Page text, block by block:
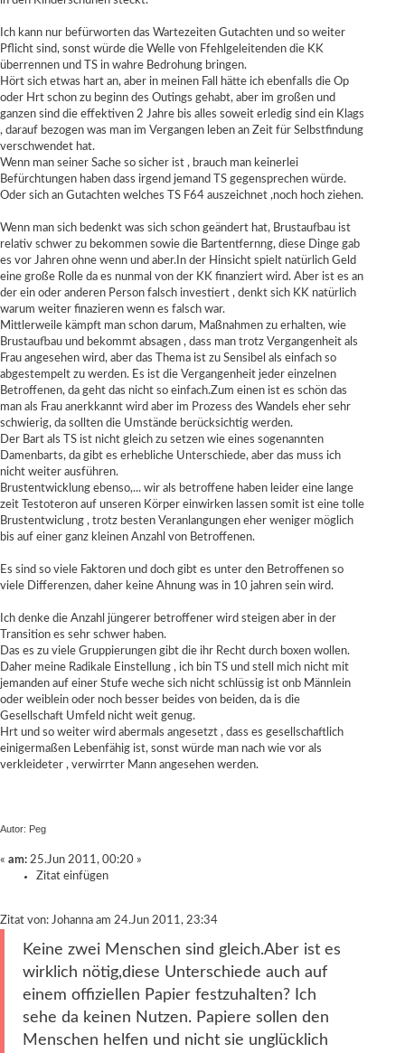
Ich kann nur befürworten das Wartezeiten Gutachten und so weiter
Pflicht sind, sonst würde die Welle von Ffehlgeleitenden die KK
überrennen und TS in wahre Bedrohung bringen.
Hört sich etwas hart an, aber in meinen Fall hätte ich ebenfalls die Op
oder Hrt schon zu beginn des Outings gehabt, aber im großen und
ganzen sind die effektiven 2 Jahre bis alles soweit erledig sind ein Klags
, darauf bezogen was man im Vergangen leben an Zeit für Selbstfindung
verschwendet hat.
Wenn man seiner Sache so sicher ist , brauch man keinerlei
Befürchtungen haben dass irgend jemand TS gegensprechen würde.
Oder sich an Gutachten welches TS F64 auszeichnet ,noch hoch ziehen.
Wenn man sich bedenkt was sich schon geändert hat, Brustaufbau ist
relativ schwer zu bekommen sowie die Bartentfernng, diese Dinge gab
es vor Jahren ohne wenn und aber.In der Hinsicht spielt natürlich Geld
eine große Rolle da es nunmal von der KK finanziert wird. Aber ist es an
der ein oder anderen Person falsch investiert , denkt sich KK natürlich
warum weiter finazieren wenn es falsch war.
Mittlerweile kämpft man schon darum, Maßnahmen zu erhalten, wie
Brustaufbau und bekommt absagen , dass man trotz Vergangenheit als
Frau angesehen wird, aber das Thema ist zu Sensibel als einfach so
abgestempelt zu werden. Es ist die Vergangenheit jeder einzelnen
Betroffenen, da geht das nicht so einfach.Zum einen ist es schön das
man als Frau anerkkannt wird aber im Prozess des Wandels eher sehr
schwierig, da sollten die Umstände berücksichtig werden.
Der Bart als TS ist nicht gleich zu setzen wie eines sogenannten
Damenbarts, da gibt es erhebliche Unterschiede, aber das muss ich
nicht weiter ausführen.
Brustentwicklung ebenso,... wir als betroffene haben leider eine lange
zeit Testoteron auf unseren Körper einwirken lassen somit ist eine tolle
Brustentwiclung , trotz besten Veranlangungen eher weniger möglich
bis auf einer ganz kleinen Anzahl von Betroffenen.
Es sind so viele Faktoren und doch gibt es unter den Betroffenen so
viele Differenzen, daher keine Ahnung was in 10 jahren sein wird.
Ich denke die Anzahl jüngerer betroffener wird steigen aber in der
Transition es sehr schwer haben.
Das es zu viele Gruppierungen gibt die ihr Recht durch boxen wollen.
Daher meine Radikale Einstellung , ich bin TS und stell mich nicht mit
jemanden auf einer Stufe weche sich nicht schlüssig ist onb Männlein
oder weiblein oder noch besser beides von beiden, da is die
Gesellschaft Umfeld nicht weit genug.
Hrt und so weiter wird abermals angesetzt , dass es gesellschaftlich
einigermaßen Lebenfähig ist, sonst würde man nach wie vor als
verkleideter , verwirrter Mann angesehen werden.
Autor: Peg
« am: 25.Jun 2011, 00:20 »
Zitat einfügen
Zitat von: Johanna am 24.Jun 2011, 23:34
Keine zwei Menschen sind gleich.Aber ist es
wirklich nötig,diese Unterschiede auch auf
einem offiziellen Papier festzuhalten? Ich
sehe da keinen Nutzen. Papiere sollen den
Menschen helfen und nicht sie unglücklich